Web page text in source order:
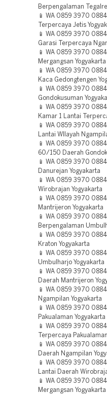
Berpengalaman
📱 WA 0859 3970
Terpercaya Jetis
📱 WA 0859 3970
Garasi Terpercaya
📱 WA 0859 3970
Mergangsan Yogyakarta
📱 WA 0859 3970
Kaca Gedongtengen
📱 WA 0859 3970
Gondokusuman
📱 WA 0859 3970
Kamar 1 Lantai
📱 WA 0859 3970
Lantai WIlayah
📱 WA 0859 3970
60/150 Daerah
📱 WA 0859 3970
Danurejan Yogyakarta
📱 WA 0859 3970
Wirobrajan Yogyakarta
📱 WA 0859 3970
Mantrijeron Yogyakarta
📱 WA 0859 3970
Berpengalaman
📱 WA 0859 3970
Kraton Yogyakarta
📱 WA 0859 3970
Umbulharjo Yogyakarta
📱 WA 0859 3970
Daerah Mantrijeron
📱 WA 0859 3970
Ngampilan Yogyakarta
📱 WA 0859 3970
Pakualaman Yogyakarta
📱 WA 0859 3970
Terpercaya
📱 WA 0859 3970
Daerah Ngampilan
📱 WA 0859 3970
Lantai Daerah
📱 WA 0859 3970
Mergangsan Yogyakarta